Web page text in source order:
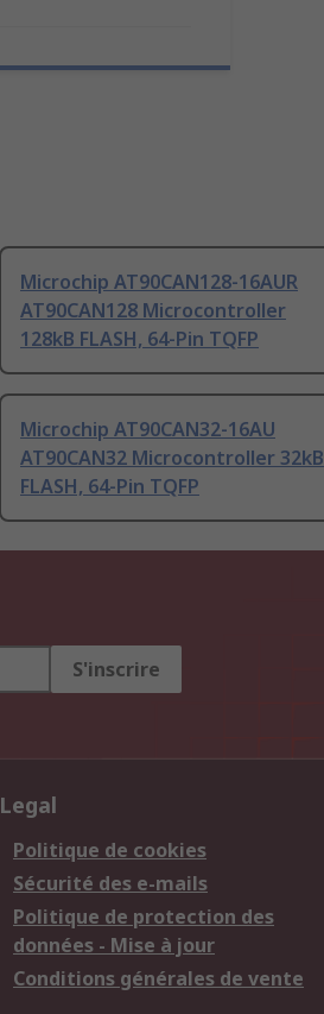
Microchip AT90CAN128-16AUR
AT90CAN128 Microcontroller
128kB FLASH, 64-Pin TQFP
Microchip AT90CAN32-16AU
AT90CAN32 Microcontroller 32kB
FLASH, 64-Pin TQFP
S'inscrire
Legal
Politique de cookies
Sécurité des e-mails
Politique de protection des
données - Mise à jour
Conditions générales de vente